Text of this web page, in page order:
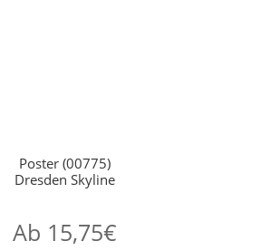
Poster (00775)
Dresden Skyline
Ab 15,75€